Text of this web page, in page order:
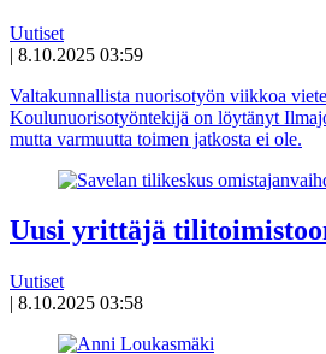
Uutiset
| 8.10.2025 03:59
Valtakunnallista nuorisotyön viikkoa
Koulunuorisotyöntekijä on löytänyt
mutta varmuutta toimen jatkosta ei ole.
Uusi yrittäjä
Uutiset
| 8.10.2025 03:58